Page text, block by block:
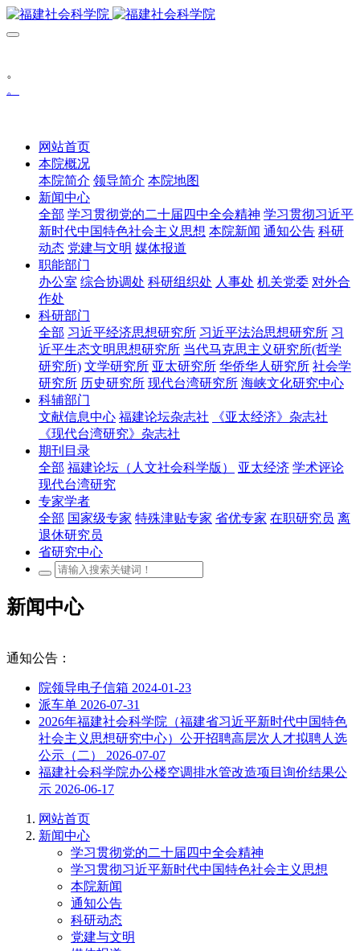
。
。
网站首页
本院概况
本院简介 领导简介 本院地图
新闻中心
全部 学习贯彻党的二十届四中全会精神 学习贯彻习近平
新时代中国特色社会主义思想 本院新闻 通知公告 科研
动态 党建与文明 媒体报道
职能部门
办公室 综合协调处 科研组织处 人事处 机关党委 对外合
作处
科研部门
全部 习近平经济思想研究所 习近平法治思想研究所 习
近平生态文明思想研究所 当代马克思主义研究所(哲学
研究所) 文学研究所 亚太研究所 华侨华人研究所 社会学
研究所 历史研究所 现代台湾研究所 海峡文化研究中心
科辅部门
文献信息中心 福建论坛杂志社
《亚太经济》杂志社
《现代台湾研究》杂志社
期刊目录
全部 福建论坛（人文社会科学版） 亚太经济 学术评论
现代台湾研究
专家学者
全部 国家级专家 特殊津贴专家 省优专家 在职研究员 离
退休研究员
省研究中心
新闻中心
通知公告：
院领导电子信箱 2024-01-23
派车单 2026-07-31
2026年福建社会科学院（福建省习近平新时代中国特色
社会主义思想研究中心）公开招聘高层次人才拟聘人选
公示（二） 2026-07-07
福建社会科学院办公楼空调排水管改造项目询价结果公
示 2026-06-17
网站首页
新闻中心
学习贯彻党的二十届四中全会精神
学习贯彻习近平新时代中国特色社会主义思想
本院新闻
通知公告
科研动态
党建与文明